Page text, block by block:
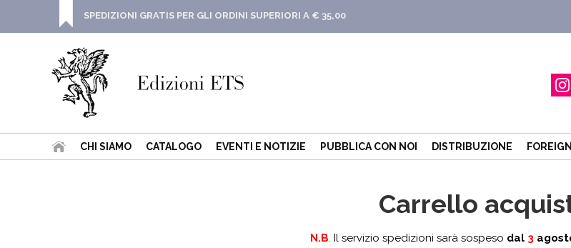
SPEDIZIONI GRATIS PER GLI ORDINI SUPERIORI A € 35,00
CHI SIAMO CATALOGO EVENTI E NOTIZIE PUBBLICA CON NOI DISTRIBUZIONE
Carrello
N.B. Il servizio spedizioni sarà sospeso dal 3